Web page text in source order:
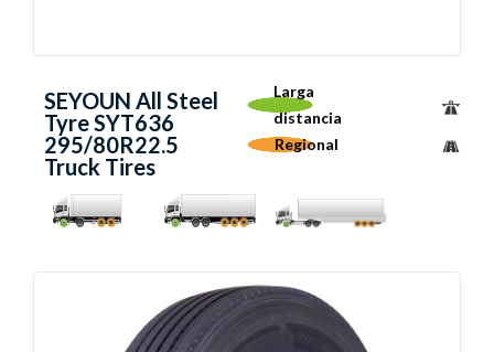
SEYOUN All Steel
Tyre SYT636
295/80R22.5
Truck Tires
Larga
distancia
Regional